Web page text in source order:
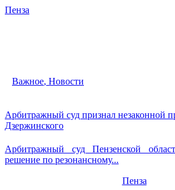
Пенза
Важное, Новости
Арбитражный суд признал незаконной
Дзержинского
Арбитражный суд Пензенской
решение по резонансному...
Пенза